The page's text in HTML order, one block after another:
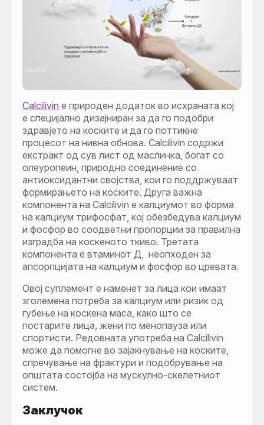
Calcilivin е природен додаток во исхраната кој
е специјално дизајниран за да го подобри
здравјето на коските и да го поттикне
процесот на нивна обнова. Calcilivin содржи
екстракт од сув лист од маслинка, богат со
олеуропеин, природно соединение со
антиоксидантни својства, кои го поддржуваат
формирањето на коските. Друга важна
компонента на Calcilivin е калциумот во форма
на калциум трифосфат, кој обезбедува калциум
и фосфор во соодветни пропорции за правилна
изградба на коскеното ткиво. Третата
компонента е втаминот Д, неопходен за
апсорпцијата на калциум и фосфор во цревата.
Овој суплемент е наменет за лица кои имаат
зголемена потреба за калциум или ризик од
губење на коскена маса, како што се
постарите лица, жени по менопауза или
спортисти. Редовната употреба на Calcilivin
може да помогне во зајакнување на коските,
спречување на фрактури и подобрување на
општата состојба на мускулно-скелетниот
систем.
Заклучок